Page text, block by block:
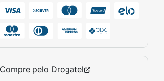
Compre pelo Drogatel